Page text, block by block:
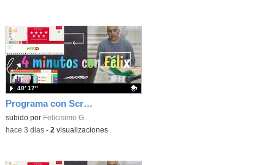
Programa con Scratch, 8 diferentes juegos para vivir la emoción de los partidos de España en el mundial 2026
Contenido educativo.
subido por Felicisimo G.
40′ 17″
-hace 3 dias- 2 visualizaciones